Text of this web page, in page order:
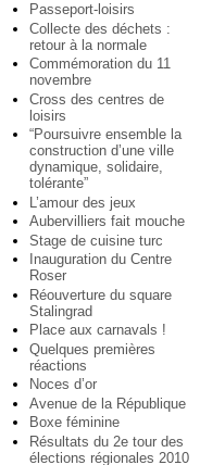
Passeport-loisirs
Collecte des déchets :
retour à la normale
Commémoration du 11
novembre
Cross des centres de
loisirs
“Poursuivre ensemble la
construction d’une ville
dynamique, solidaire,
tolérante”
L’amour des jeux
Aubervilliers fait mouche
Stage de cuisine turc
Inauguration du Centre
Roser
Réouverture du square
Stalingrad
Place aux carnavals !
Quelques premières
réactions
Noces d’or
Avenue de la République
Boxe féminine
Résultats du 2e tour des
élections régionales 2010